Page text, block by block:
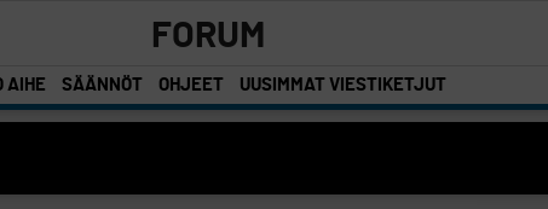
FORUM
AIHE SÄÄNNÖT OHJEET UUSIMMAT VIESTIKETJUT